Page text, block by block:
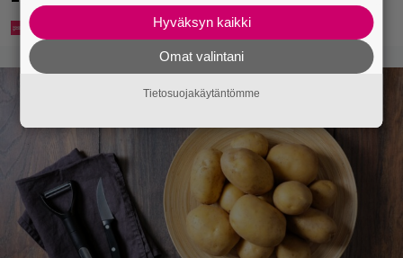
Hyväksyn kaikki
Omat valintani
Tietosuojakäytäntömme